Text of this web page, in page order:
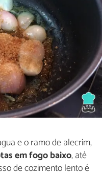
e o ramo de alecrim,
em fogo baixo, até
de cozimento lento é